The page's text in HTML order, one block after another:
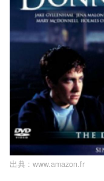
出典 : www.amazon.fr